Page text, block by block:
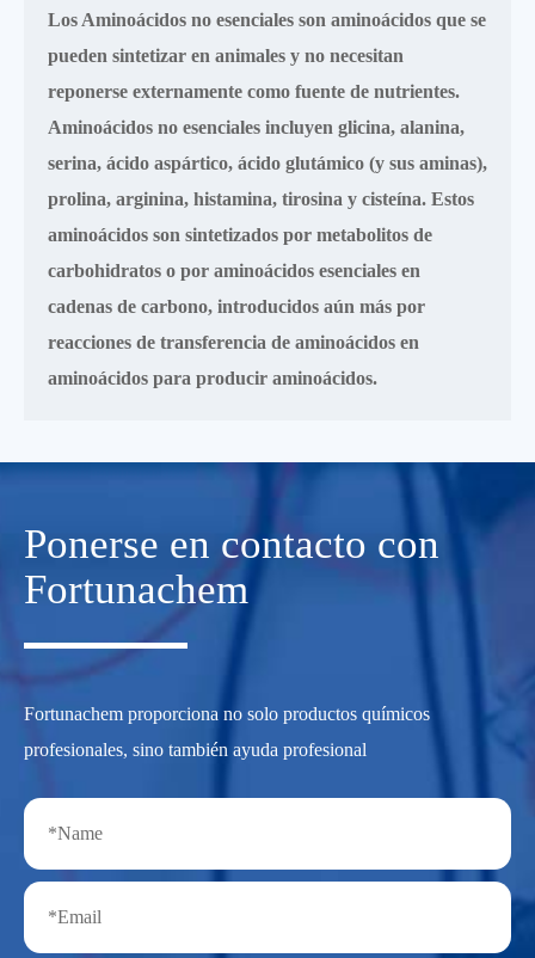
Los Aminoácidos no esenciales son aminoácidos que se
pueden sintetizar en animales y no necesitan
reponerse externamente como fuente de nutrientes.
Aminoácidos no esenciales incluyen glicina, alanina,
serina, ácido aspártico, ácido glutámico (y sus aminas),
prolina, arginina, histamina, tirosina y cisteína. Estos
aminoácidos son sintetizados por metabolitos de
carbohidratos o por aminoácidos esenciales en
cadenas de carbono, introducidos aún más por
reacciones de transferencia de aminoácidos en
aminoácidos para producir aminoácidos.
Ponerse en contacto con
Fortunachem
Fortunachem proporciona no solo productos químicos
profesionales, sino también ayuda profesional